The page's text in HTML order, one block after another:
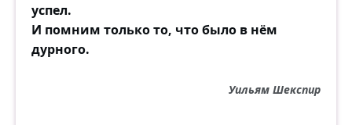
успел.
И помним только то, что было в нём
дурного.
Уильям Шекспир